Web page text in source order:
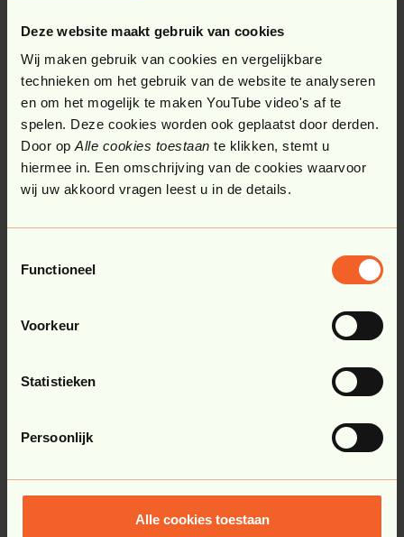
Deze website maakt gebruik van cookies
Wij maken gebruik van cookies en vergelijkbare
technieken om het gebruik van de website te analyseren
en om het mogelijk te maken YouTube video's af te
spelen. Deze cookies worden ook geplaatst door derden.
Door op Alle cookies toestaan te klikken, stemt u
hiermee in. Een omschrijving van de cookies waarvoor
wij uw akkoord vragen leest u in de details.
Functioneel
Voorkeur
Statistieken
Persoonlijk
Alle cookies toestaan
Waar kunnen we je mee helpen? *
encookieverklaring
Verstuur
Belangrijke informatie
over 4net